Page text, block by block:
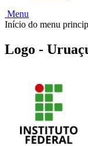
Menu
Início do menu
Logo -